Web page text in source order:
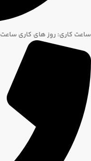
ساعت کاری: روز های کاری ساعت ۹ تا ۲۱